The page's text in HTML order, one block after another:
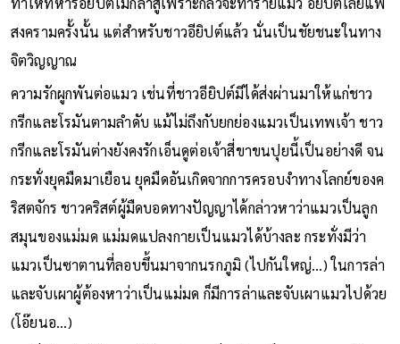
สงครามครั้งนั้น แต่สำหรับชาวอียิปต์แล้ว นั่นเป็นชัยชนะในทาง
จิตวิญญาณ
ความรักผูกพันต่อแมว เช่นที่ชาวอียิปต์มีได้ส่งผ่านมาให้แก่ชาว
กรีกและโรมันตามลำดับ แม้ไม่ถึงกับยกย่องแมวเป็นเทพเจ้า ชาว
กรีกและโรมันต่างยังคงรักเอ็นดูต่อเจ้าสี่ขาขนปุยนี้เป็นอย่างดี จน
กระทั่งยุคมืดมาเยือน ยุคมืดอันเกิดจากการครอบงำทางโลกย์ของค
ริสตจักร ชาวคริสต์ผู้มืดบอดทางปัญญาได้กล่าวหาว่าแมวเป็นลูก
สมุนของแม่มด แม่มดแปลงกายเป็นแมวได้บ้างละ กระทั่งมีว่า
แมวเป็นซาตานที่ลอบขึ้นมาจากนรกภูมิ (ไปกันใหญ่...) ในการล่า
และจับเผาผู้ต้องหาว่าเป็นแม่มด ก็มีการล่าและจับเผาแมวไปด้วย
(โอ๊ยนอ...)